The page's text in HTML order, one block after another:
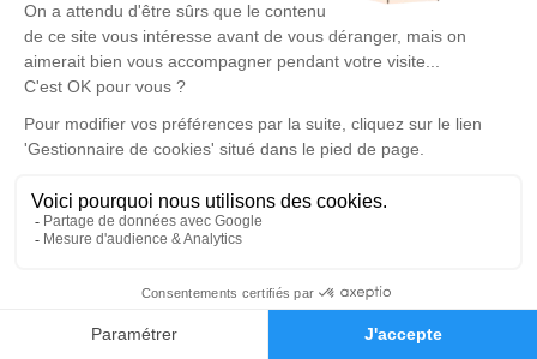
Faire-part Hommages
disponible ici.
Déroulé des obsèques
dérouleront dans l’intimité familiale.
SZAGUN